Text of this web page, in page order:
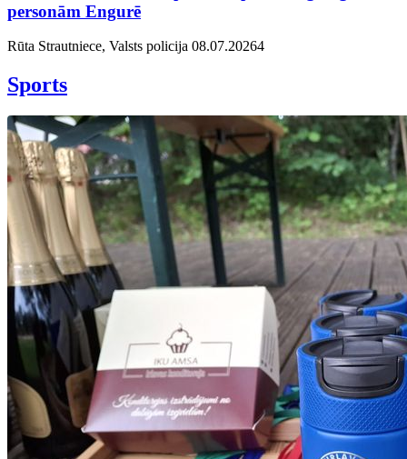
personām Engurē
Rūta Strautniece, Valsts policija 08.07.20264
Sports